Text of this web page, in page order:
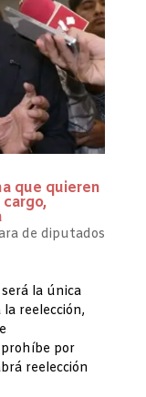
que quieren
de diputados
la única
reelección,
por
reelección